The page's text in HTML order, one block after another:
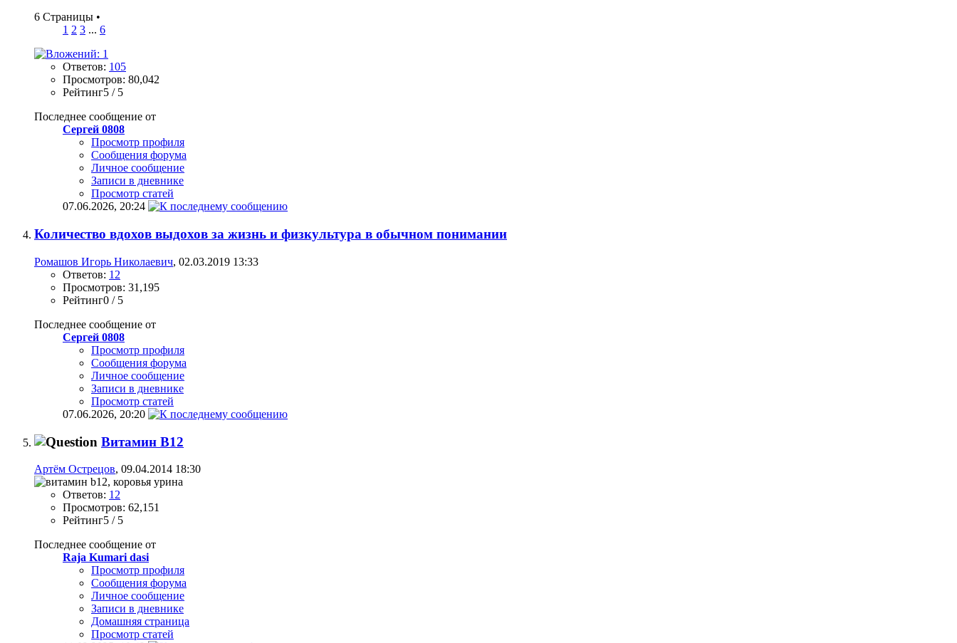
6 Страницы •
1 2 3 ... 6
Ответов: 105
Просмотров: 80,042
Рейтинг5 / 5
Последнее сообщение от
Сергей 0808
Просмотр профиля
Сообщения форума
Личное сообщение
Записи в дневнике
Просмотр статей
07.06.2026, 20:24
Количество вдохов выдохов за жизнь и физкультура в обычном понимании
Ромашов Игорь Николаевич, 02.03.2019 13:33
Ответов: 12
Просмотров: 31,195
Рейтинг0 / 5
Последнее сообщение от
Сергей 0808
Просмотр профиля
Сообщения форума
Личное сообщение
Записи в дневнике
Просмотр статей
07.06.2026, 20:20
Витамин B12
Артём Острецов, 09.04.2014 18:30
Ответов: 12
Просмотров: 62,151
Рейтинг5 / 5
Последнее сообщение от
Raja Kumari dasi
Просмотр профиля
Сообщения форума
Личное сообщение
Записи в дневнике
Домашняя страница
Просмотр статей